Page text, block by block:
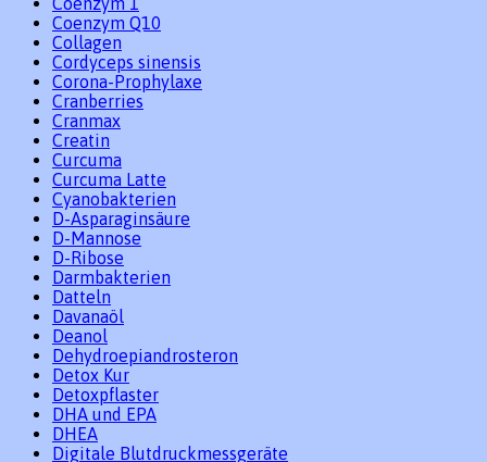
Coenzym Q10
Collagen
Cordyceps sinensis
Corona-Prophylaxe
Cranberries
Cranmax
Creatin
Curcuma
Curcuma Latte
Cyanobakterien
D-Asparaginsäure
D-Mannose
D-Ribose
Darmbakterien
Datteln
Davanaöl
Deanol
Dehydroepiandrosteron
Detox Kur
Detoxpflaster
DHA und EPA
DHEA
Digitale Blutdruckmessgeräte